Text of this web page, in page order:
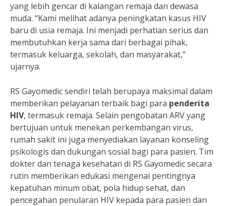
yang lebih gencar di kalangan remaja dan dewasa
muda. “Kami melihat adanya peningkatan kasus HIV
baru di usia remaja. Ini menjadi perhatian serius dan
membutuhkan kerja sama dari berbagai pihak,
termasuk keluarga, sekolah, dan masyarakat,”
ujarnya.
RS Gayomedic sendiri telah berupaya maksimal dalam
memberikan pelayanan terbaik bagi para penderita
HIV, termasuk remaja. Selain pengobatan ARV yang
bertujuan untuk menekan perkembangan virus,
rumah sakit ini juga menyediakan layanan konseling
psikologis dan dukungan sosial bagi para pasien. Tim
dokter dan tenaga kesehatan di RS Gayomedic secara
rutin memberikan edukasi mengenai pentingnya
kepatuhan minum obat, pola hidup sehat, dan
pencegahan penularan HIV kepada para pasien dan